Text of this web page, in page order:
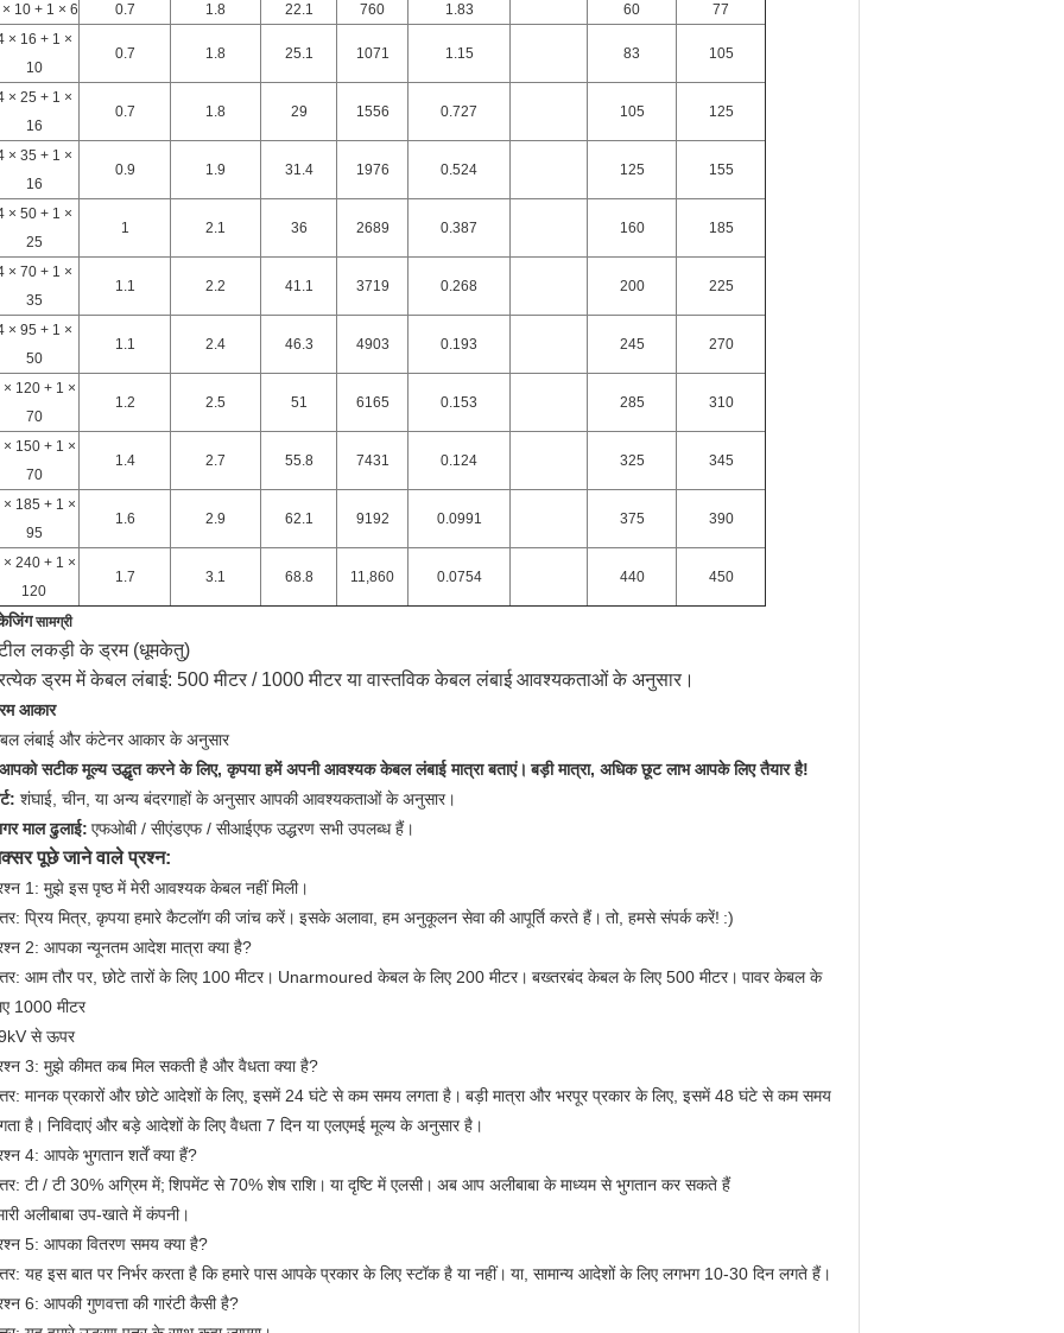
10 + 1 × 6
0.7 1.8 22.1 760 1.83 60
77
× 16 + 1 ×
10
0.7 1.8 25.1 1071 1.15 83 105
× 25 + 1 ×
16
0.7 1.8 29 1556 0.727 105 125
× 35 + 1 ×
16
0.9 1.9 31.4 1976 0.524 125 155
× 50 + 1 ×
25
1 2.1 36 2689 0.387 160 185
× 70 + 1 ×
35
1.1 2.2 41.1 3719 0.268 200 225
× 95 + 1 ×
50
1.1 2.4 46.3 4903 0.193 245 270
× 120 + 1 ×
70
1.2 2.5 51 6165 0.153 285 310
× 150 + 1 ×
70
1.4 2.7 55.8 7431 0.124 325 345
× 185 + 1 ×
95
1.6 2.9 62.1 9192 0.0991 375 390
× 240 + 1 ×
120
1.7 3.1 68.8 11,860 0.0754 440 450
सामग्री
लकड़ी के ड्रम (धूमकेतु)
ड्रम में केबल लंबाई: 500 मीटर / 1000 मीटर या वास्तविक केबल लंबाई आवश्यकताओं के अनुसार।
आकार
लंबाई और कंटेनर आकार के अनुसार
सटीक मूल्य उद्धृत करने के लिए, कृपया हमें अपनी आवश्यक केबल लंबाई मात्रा बताएं। बड़ी मात्रा, अधिक छूट लाभ आपके लिए तैयार है!
शंघाई, चीन, या अन्य बंदरगाहों के अनुसार आपकी आवश्यकताओं के अनुसार।
माल ढुलाई: एफओबी / सीएंडएफ / सीआईएफ उद्धरण सभी उपलब्ध हैं।
पूछे जाने वाले प्रश्न:
1: मुझे इस पृष्ठ में मेरी आवश्यक केबल नहीं मिली।
प्रिय मित्र, कृपया हमारे कैटलॉग की जांच करें। इसके अलावा, हम अनुकूलन सेवा की आपूर्ति करते हैं। तो, हमसे संपर्क करें! :)
2: आपका न्यूनतम आदेश मात्रा क्या है?
आम तौर पर, छोटे तारों के लिए 100 मीटर। Unarmoured केबल के लिए 200 मीटर। बख्तरबंद केबल के लिए 500 मीटर। पावर केबल के
1000 मीटर
से ऊपर
3: मुझे कीमत कब मिल सकती है और वैधता क्या है?
मानक प्रकारों और छोटे आदेशों के लिए, इसमें 24 घंटे से कम समय लगता है। बड़ी मात्रा और भरपूर प्रकार के लिए, इसमें 48 घंटे से कम समय
है। निविदाएं और बड़े आदेशों के लिए वैधता 7 दिन या एलएमई मूल्य के अनुसार है।
4: आपके भुगतान शर्तें क्या हैं?
टी / टी 30% अग्रिम में; शिपमेंट से 70% शेष राशि। या दृष्टि में एलसी। अब आप अलीबाबा के माध्यम से भुगतान कर सकते हैं
अलीबाबा उप-खाते में कंपनी।
5: आपका वितरण समय क्या है?
यह इस बात पर निर्भर करता है कि हमारे पास आपके प्रकार के लिए स्टॉक है या नहीं। या, सामान्य आदेशों के लिए लगभग 10-30 दिन लगते हैं।
6: आपकी गुणवत्ता की गारंटी कैसी है?